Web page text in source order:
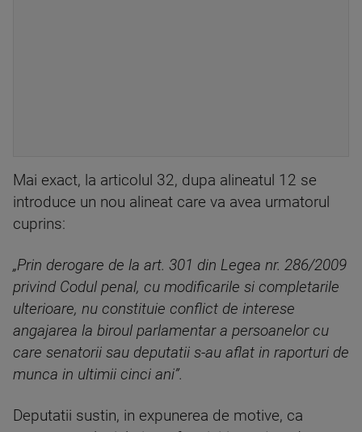
Mai exact, la articolul 32, dupa alineatul 12 se
introduce un nou alineat care va avea urmatorul
cuprins:
„Prin derogare de la art. 301 din Legea nr. 286/2009
privind Codul penal, cu modificarile si completarile
ulterioare, nu constituie conflict de interese
angajarea la biroul parlamentar a persoanelor cu
care senatorii sau deputatii s-au aflat in raporturi de
munca in ultimii cinci ani”.
Deputatii sustin, in expunerea de motive, ca